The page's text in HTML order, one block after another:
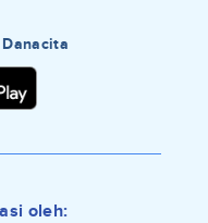
oleh: